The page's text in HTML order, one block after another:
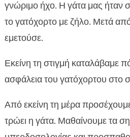
Πόσο γατόχορτο είναι
χρήση
 Πρώτες βοήθειες στο
πολύ γατόχορτο
κτηνιατρικός έλεγχος

Ασφαλείς εναλλακτικές
υπερβολικό γατόχορτο
γνώριμο ήχο. Η γάτα μας ήταν
το γατόχορτο με ζήλο. Μετά
εμετούσε.
Εκείνη τη στιγμή καταλάβαμε
ασφάλεια του γατόχορτου στο
Από εκείνη τη μέρα
τρώει η γάτα. Μαθαίνουμε τα